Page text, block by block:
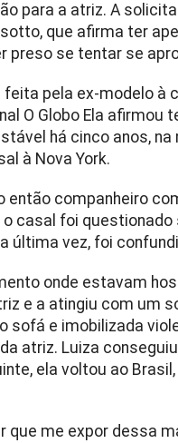
para a atriz. A
que afirma ter
preso se tentar se
pela ex-modelo à
O Globo Ela afirmou
há cinco anos,
à Nova York.
então companheiro
casal foi
última vez, foi
onde estavam
e a atingiu com um
sofá e imobilizada
atriz. Luiza
ela voltou ao
que me expor dessa